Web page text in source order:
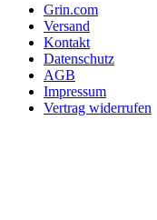
Grin.com
Versand
Kontakt
Datenschutz
AGB
Impressum
Vertrag widerrufen